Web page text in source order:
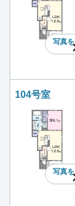
写真を
104号室
写真を